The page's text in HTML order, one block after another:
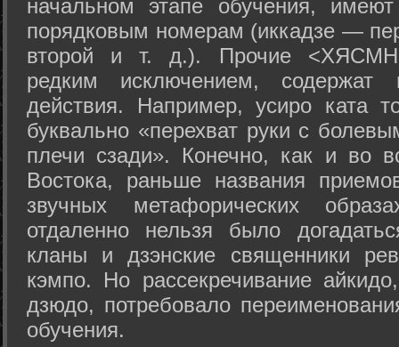
начальном этапе обучения,
порядковым номерам (иккадзе —
второй и т. д.). Прочие
редким исключением, содержат
действия. Например, усиро ката
буквально «перехват руки с
плечи сзади». Конечно, как и во
Востока, раньше названия
звучных метафорических
отдаленно нельзя было
кланы и дзэнские священники
кэмпо. Но рассекречивание
дзюдо, потребовало
обучения.